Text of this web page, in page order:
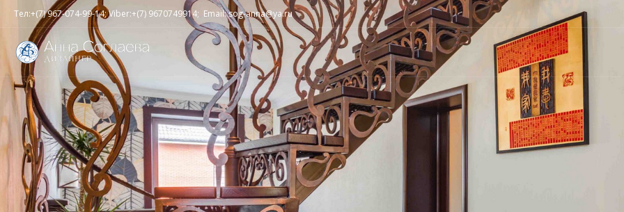
Тел:+(7) 967-074-99-14; Viber:+(7) 9670749914; Email: sog-anna@ya.ru